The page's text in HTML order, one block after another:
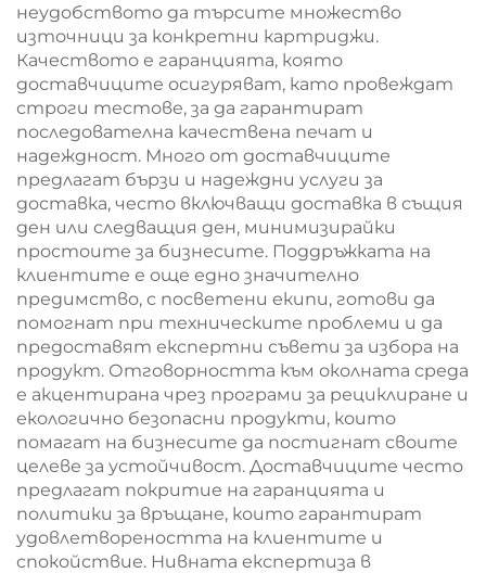
неудобството да търсите множество
източници за конкретни картриджи.
Качеството е гаранцията, която
доставчиците осигуряват, като провеждат
строги тестове, за да гарантират
последователна качествена печат и
надеждност. Много от доставчиците
предлагат бързи и надеждни услуги за
доставка, често включващи доставка в същия
ден или следващия ден, минимизирайки
простоите за бизнесите. Поддръжката на
клиентите е още едно значително
предимство, с посветени екипи, готови да
помогнат при техническите проблеми и да
предоставят експертни съвети за избора на
продукт. Отговорността към околната среда
е акцентирана чрез програми за рециклиране и
екологично безопасни продукти, които
помагат на бизнесите да постигнат своите
целеве за устойчивост. Доставчиците често
предлагат покритие на гаранцията и
политики за връщане, които гарантират
удовлетвореността на клиентите и
спокойствие. Нивната експертиза в